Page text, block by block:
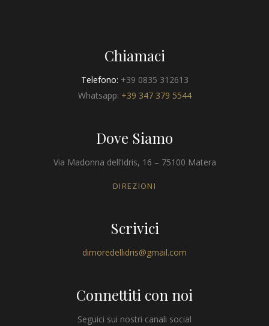
Chiamaci
Telefono: +39 0835 312613
Whatsapp: +39 347 379 5544
Dove Siamo
Via Madonna dell’Idris, 16 – 75100 Matera
DIREZIONI
Scrivici
dimoredellidris@gmail.com
Connettiti con noi
Seguici sui nostri canali social